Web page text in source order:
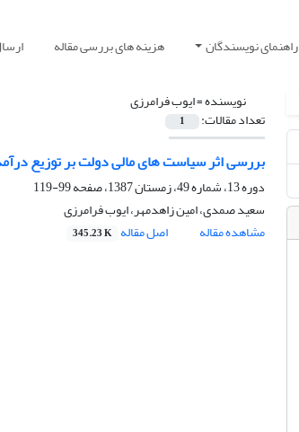
راهنمای نویسندگان هزینه های بررسی مقاله
نویسنده =ایوب فرامرزی
تعداد مقالات: 1
بررسی اثر سیاست های مالی دولت بر توزیع
دوره 13، شماره 49، زمستان 1387، صفحه
99-119
سعید صمدی، امین زاهدمهر، ایوب فرامرزی
مشاهده مقاله
اصل مقاله 345.23 K